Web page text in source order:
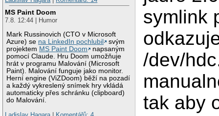
MS Paint Doom
7.8. 12:44 | Humor
Mark Russinovich (CTO v Microsoft
Azure) se na LinkedIn pochlubil
svým
projektem MS Paint Doom
napsaným
pomocí Claude. Hru Doom umožňuje
hrát v programu Malování (Microsoft
Paint). Malování funguje jako monitor.
Herní engine (ViZDoom) běží na pozadí
a každý vykreslený snímek hry vkládá
automaticky přes schránku (clipboard)
do Malování.
symlink
/dev/
tak aby